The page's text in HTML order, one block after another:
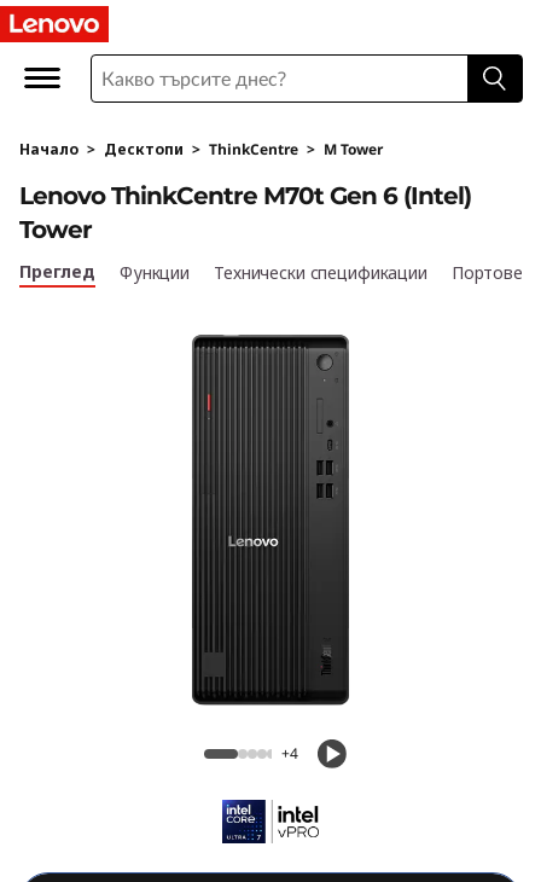
T
h
n
k
C
Начало > Десктопи > ThinkCentre > M Tower
Lenovo ThinkCentre M70t Gen 6 (Intel)
Lenovo ThinkCentre M70t Gen 6 (Intel)
Tower
Преглед Функции Технически спецификации Портове
+4